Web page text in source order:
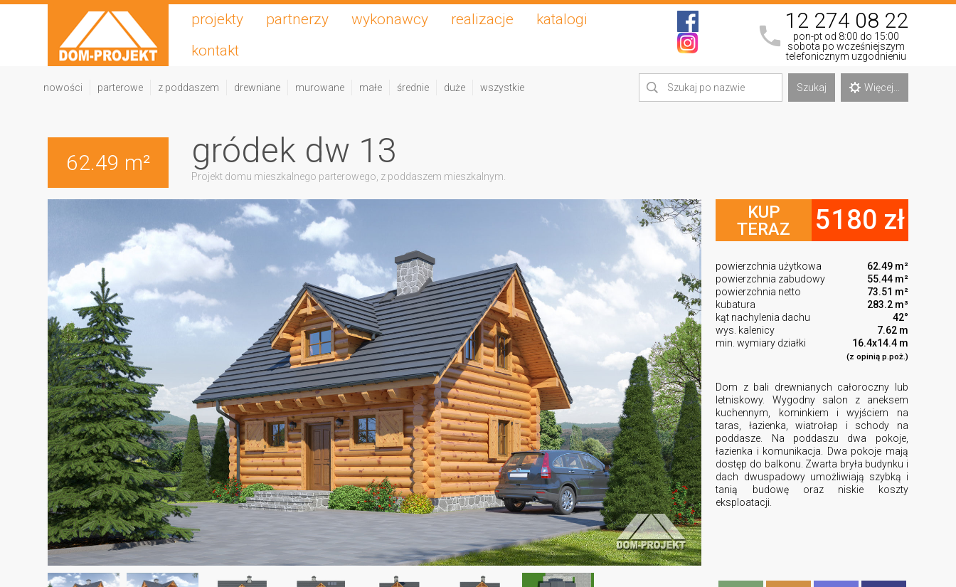
projekty partnerzy wykonawcy realizacje
katalogi
kontakt
12 274 08 22
pon-pt od 8:00 do 15:00
sobota po wcześniejszym
telefonicznym uzgodnieniu
nowości parterowe z poddaszem drewniane murowane małe średnie duże wszystkie Szukaj Więcej...
62.49 m² gródek dw 13
Projekt domu mieszkalnego parterowego, z poddaszem mieszkalnym.
KUP
TERAZ
5180 zł
powierzchnia użytkowa
62.49 m²
powierzchnia zabudowy
55.44 m²
powierzchnia netto
73.51 m²
kubatura
283.2 m³
kąt nachylenia dachu
42°
wys. kalenicy
7.62 m
min. wymiary działki
16.4x14.4 m
(z opinią p.poż.)
Dom z bali drewnianych całoroczny lub
letniskowy. Wygodny salon z aneksem
kuchennym, kominkiem i wyjściem na
taras, łazienka, wiatrołap i schody na
poddasze. Na poddaszu dwa pokoje,
łazienka i komunikacja. Dwa pokoje mają
dostęp do balkonu. Zwarta bryła budynku i
dach dwuspadowy umożliwiają szybką i
tanią budowę oraz niskie koszty
eksploatacji.